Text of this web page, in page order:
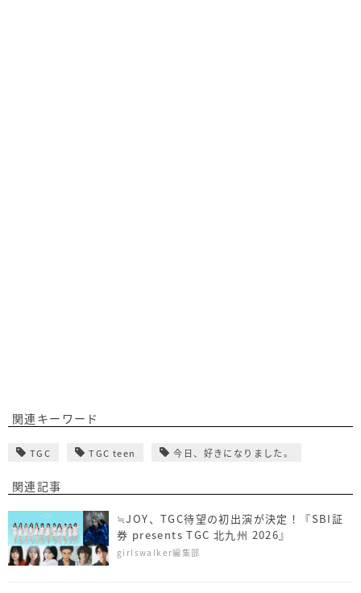
関連キーワード
TGC TGC teen 今日、好きになりました。
関連記事
≒JOY、TGC待望の初出演が決定！『SBI証
券 presents TGC 北九州 2026』
girlswalker編集部